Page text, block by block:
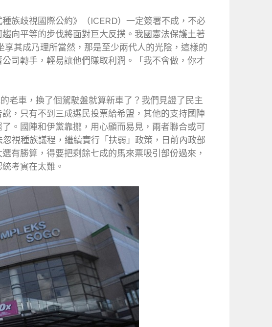
族歧視國際公約》（ICERD）一定簽署不成，不必
向平等的步伐將面對巨大反撲。我國憲法保護土著
其成乃理所當然，那是至少兩代人的光陰，這樣的
司轉手，輕易讓他們賺取利潤。「我不會做，你才
老車，換了個駕駛盤就算新車了？我們見證了民主
，只有不到三成選民投票給希盟，其他的支持國陣
。國陣和伊黨靠攏，用心顯而易見，兩者聯合或可
視種族議程，繼續實行「扶弱」政策，日前內政部
有勝算，得要把剩餘七成的馬來票吸引部份過來，
考實在太難。